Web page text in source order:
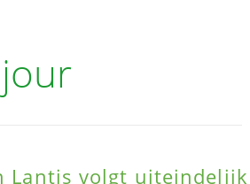
Lantis volgt uiteindelijk